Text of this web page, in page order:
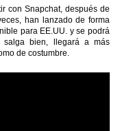
con Snapchat, después de
han lanzado de forma
para EE.UU. y se podrá
bien, llegará a más
de costumbre.